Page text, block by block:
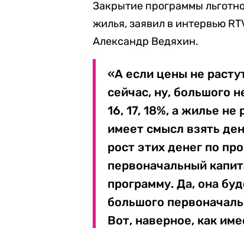
Закрытие программы
жилья, заявил в интервью
Александр Ведяхин.
«А если цены не
сейчас, ну, большого
16, 17, 18%, а жилье
имеет смысл взять
рост этих денег по
первоначальный
программу. Да, она
большого
Вот, наверное, как